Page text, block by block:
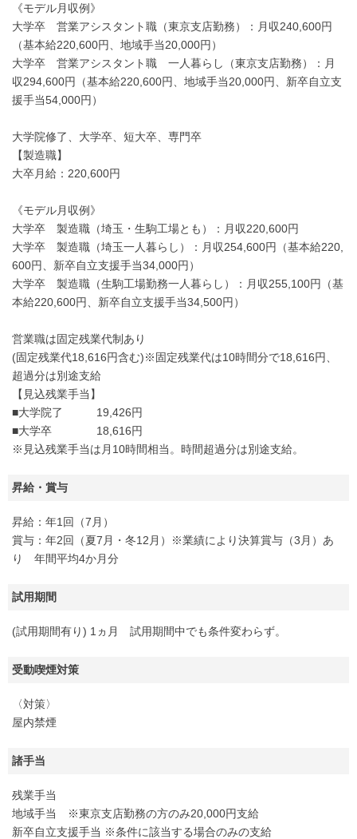
《モデル月収例》
大学卒 営業アシスタント職（東京支店勤務）：月収240,600円
（基本給220,600円、地域手当20,000円）
大学卒 営業アシスタント職 一人暮らし（東京支店勤務）：月
収294,600円（基本給220,600円、地域手当20,000円、新卒自立支
援手当54,000円）
大学院修了、大学卒、短大卒、専門卒
【製造職】
大卒月給：220,600円
《モデル月収例》
大学卒 製造職（埼玉・生駒工場とも）：月収220,600円
大学卒 製造職（埼玉一人暮らし）：月収254,600円（基本給220,
600円、新卒自立支援手当34,000円）
大学卒 製造職（生駒工場勤務一人暮らし）：月収255,100円（基
本給220,600円、新卒自立支援手当34,500円）
営業職は固定残業代制あり
(固定残業代18,616円含む)※固定残業代は10時間分で18,616円、
超過分は別途支給
【見込残業手当】
■大学院了 19,426円
■大学卒 18,616円
※見込残業手当は月10時間相当。時間超過分は別途支給。
昇給・賞与
昇給：年1回（7月）
賞与：年2回（夏7月・冬12月）※業績により決算賞与（3月）あ
り 年間平均4か月分
試用期間
(試用期間有り) 1ヵ月 試用期間中でも条件変わらず。
受動喫煙対策
〈対策〉
屋内禁煙
諸手当
残業手当
地域手当 ※東京支店勤務の方のみ20,000円支給
新卒自立支援手当 ※条件に該当する場合のみの支給